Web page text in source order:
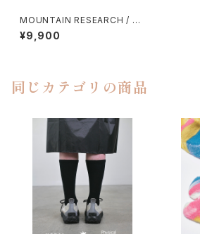
MOUNTAIN RESEARCH / R
OUND TOUGH CASE
¥9,900
同じカテゴリの商品